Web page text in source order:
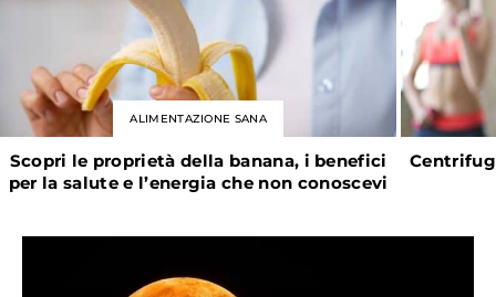
ALIMENTAZIONE SANA
Scopri le proprietà della banana, i benefici
per la salute e l’energia che non conoscevi